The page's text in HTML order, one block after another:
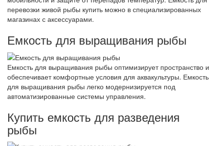
перевозки живой рыбы купить можно в специализированных
магазинах с аксессуарами.
Емкость для выращивания рыбы
Емкость для выращивания рыбы оптимизирует пространство и
обеспечивает комфортные условия для аквакультуры. Емкость
для выращивания рыбы легко модернизируется под
автоматизированные системы управления.
Купить емкость для разведения
рыбы